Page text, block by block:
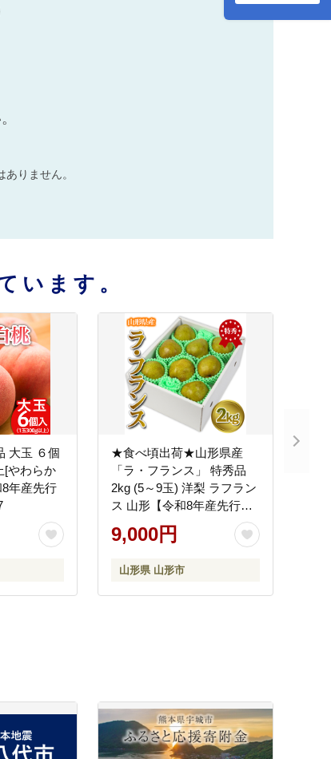
りません。
います。
大玉 ６個
[やわらか
8年産先行
★食べ頃出荷★山形県産
「ラ・フランス」 特秀品
2kg (5～9玉) 洋梨 ラフラン
ス 山形【令和8年産先行予
約】FS24-818
9,000円
山形県 山形市